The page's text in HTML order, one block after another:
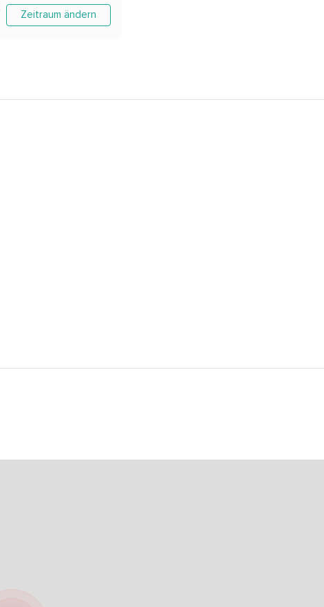
Zeitraum ändern